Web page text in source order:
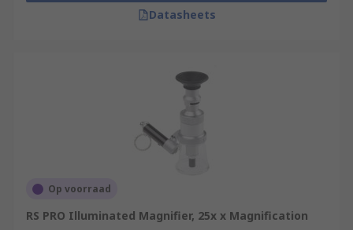
Datasheets
Op voorraad
RS PRO Illuminated Magnifier, 25x x Magnification